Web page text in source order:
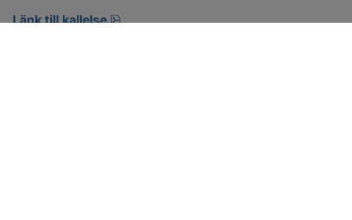
Länk till kallelse